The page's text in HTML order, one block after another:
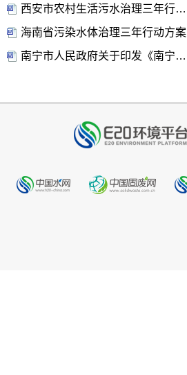
西安市农村生活污水治理三年行动方案(2018—2020年)暨2018年工作方案
海南省污染水体治理三年行动方案
南宁市人民政府关于印发《南宁市城镇生活污水处理厂污泥处理处置暂行管理办法》